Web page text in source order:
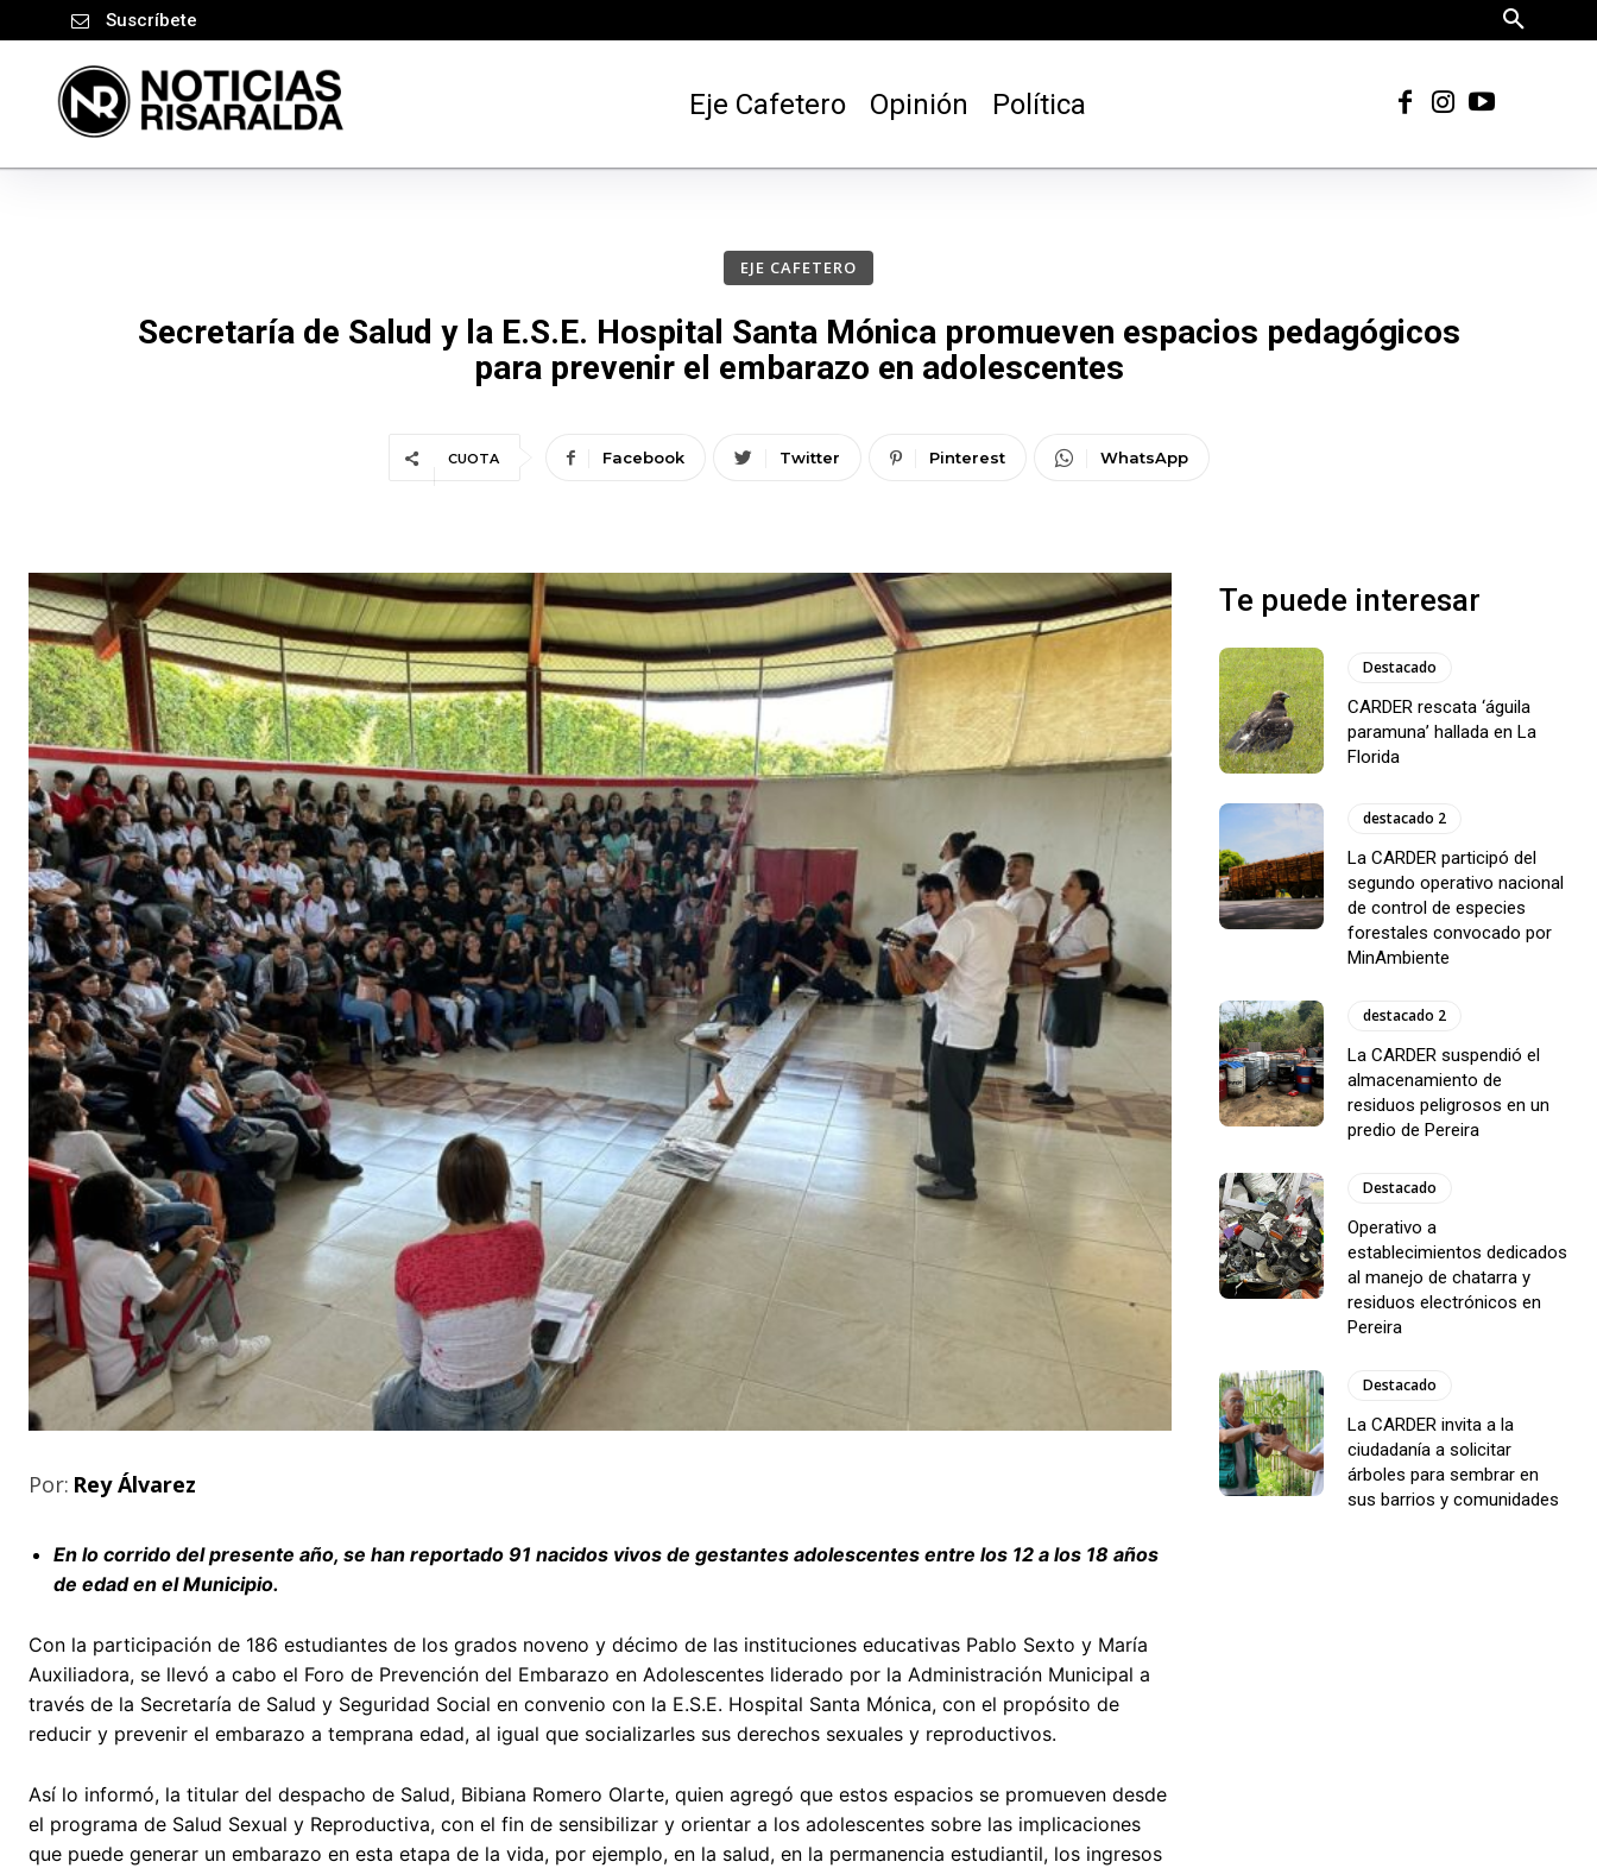
Suscríbete
Eje Cafetero Opinión Política
EJE CAFETERO
Secretaría de Salud y la E.S.E. Hospital Santa Mónica promueven espacios pedagógicos
para prevenir el embarazo en adolescentes
CUOTA Facebook Twitter Pinterest WhatsApp
Por: Rey Álvarez
En lo corrido del presente año, se han reportado 91 nacidos vivos de gestantes adolescentes entre los 12 a los 18 años
de edad en el Municipio.
Con la participación de 186 estudiantes de los grados noveno y décimo de las instituciones educativas Pablo Sexto y María
Auxiliadora, se llevó a cabo el Foro de Prevención del Embarazo en Adolescentes liderado por la Administración Municipal a
través de la Secretaría de Salud y Seguridad Social en convenio con la E.S.E. Hospital Santa Mónica, con el propósito de
reducir y prevenir el embarazo a temprana edad, al igual que socializarles sus derechos sexuales y reproductivos.
Así lo informó, la titular del despacho de Salud, Bibiana Romero Olarte, quien agregó que estos espacios se promueven desde
el programa de Salud Sexual y Reproductiva, con el fin de sensibilizar y orientar a los adolescentes sobre las implicaciones
que puede generar un embarazo en esta etapa de la vida, por ejemplo, en la salud, en la permanencia estudiantil, los ingresos
Te puede interesar
Destacado
CARDER rescata ‘águila
paramuna’ hallada en La
Florida
destacado 2
La CARDER participó del
segundo operativo nacional
de control de especies
forestales convocado por
MinAmbiente
destacado 2
La CARDER suspendió el
almacenamiento de
residuos peligrosos en un
predio de Pereira
Destacado
Operativo a
establecimientos dedicados
al manejo de chatarra y
residuos electrónicos en
Pereira
Destacado
La CARDER invita a la
ciudadanía a solicitar
árboles para sembrar en
sus barrios y comunidades